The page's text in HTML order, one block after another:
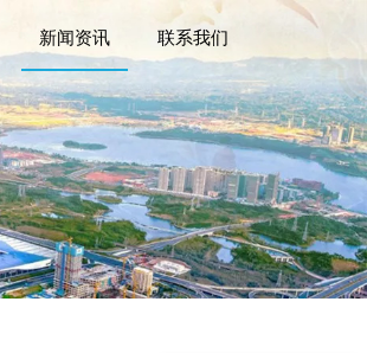
新闻资讯 联系我们